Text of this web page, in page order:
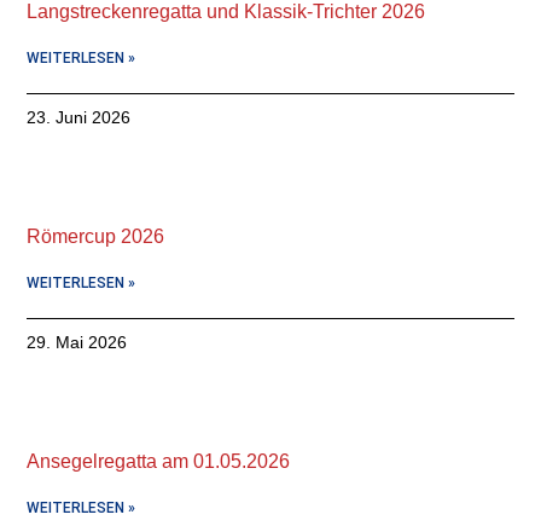
Langstreckenregatta und Klassik-Trichter 2026
WEITERLESEN »
23. Juni 2026
Römercup 2026
WEITERLESEN »
29. Mai 2026
Ansegelregatta am 01.05.2026
WEITERLESEN »